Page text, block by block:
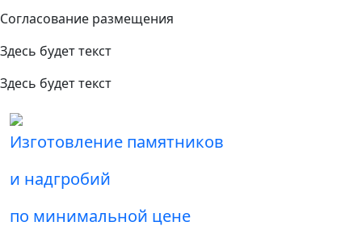
Согласование размещения
Здесь будет текст
Здесь будет текст
Изготовление памятников
и надгробий
по минимальной цене